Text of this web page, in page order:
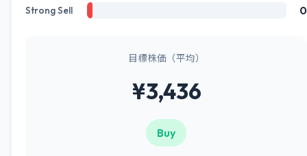
Strong Sell 0
目標株価（平均）
¥3,436
Buy